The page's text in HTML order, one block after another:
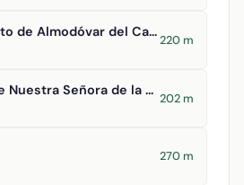
Ayuntamiento de Almodóvar del Campo
220 m
Parroquia de Nuestra Señora de la Asunción
202 m
270 m